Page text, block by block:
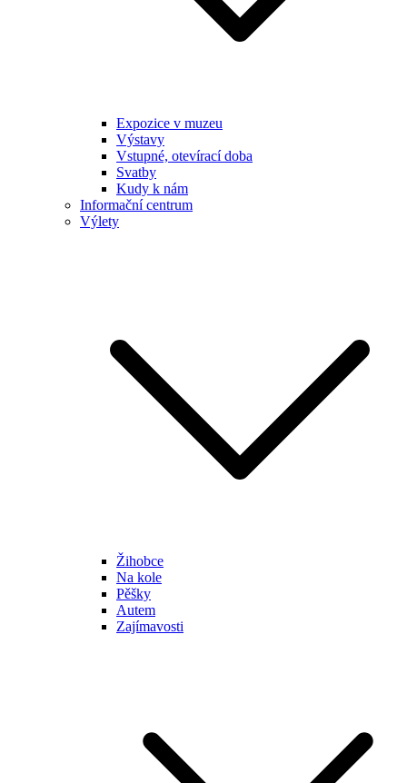
Expozice v muzeu
Výstavy
Vstupné, otevírací doba
Svatby
Kudy k nám
Informační centrum
Výlety
Žihobce
Na kole
Pěšky
Autem
Zajímavosti